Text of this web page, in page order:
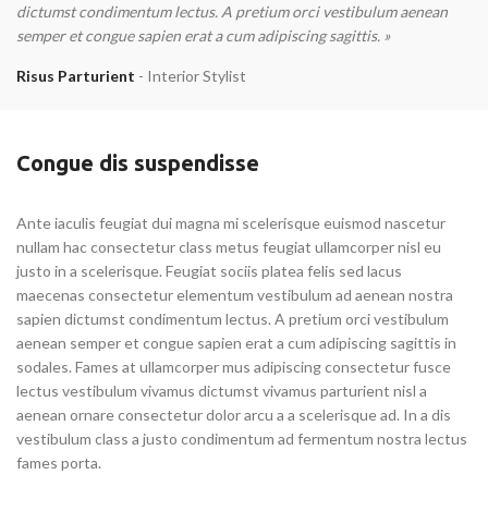
dictumst condimentum lectus. A pretium orci vestibulum aenean
semper et congue sapien erat a cum adipiscing sagittis. »
Risus Parturient Interior Stylist
Congue dis suspendisse
Ante iaculis feugiat dui magna mi scelerisque euismod nascetur
nullam hac consectetur class metus feugiat ullamcorper nisl eu
justo in a scelerisque. Feugiat sociis platea felis sed lacus
maecenas consectetur elementum vestibulum ad aenean nostra
sapien dictumst condimentum lectus. A pretium orci vestibulum
aenean semper et congue sapien erat a cum adipiscing sagittis in
sodales. Fames at ullamcorper mus adipiscing consectetur fusce
lectus vestibulum vivamus dictumst vivamus parturient nisl a
aenean ornare consectetur dolor arcu a a scelerisque ad. In a dis
vestibulum class a justo condimentum ad fermentum nostra lectus
fames porta.